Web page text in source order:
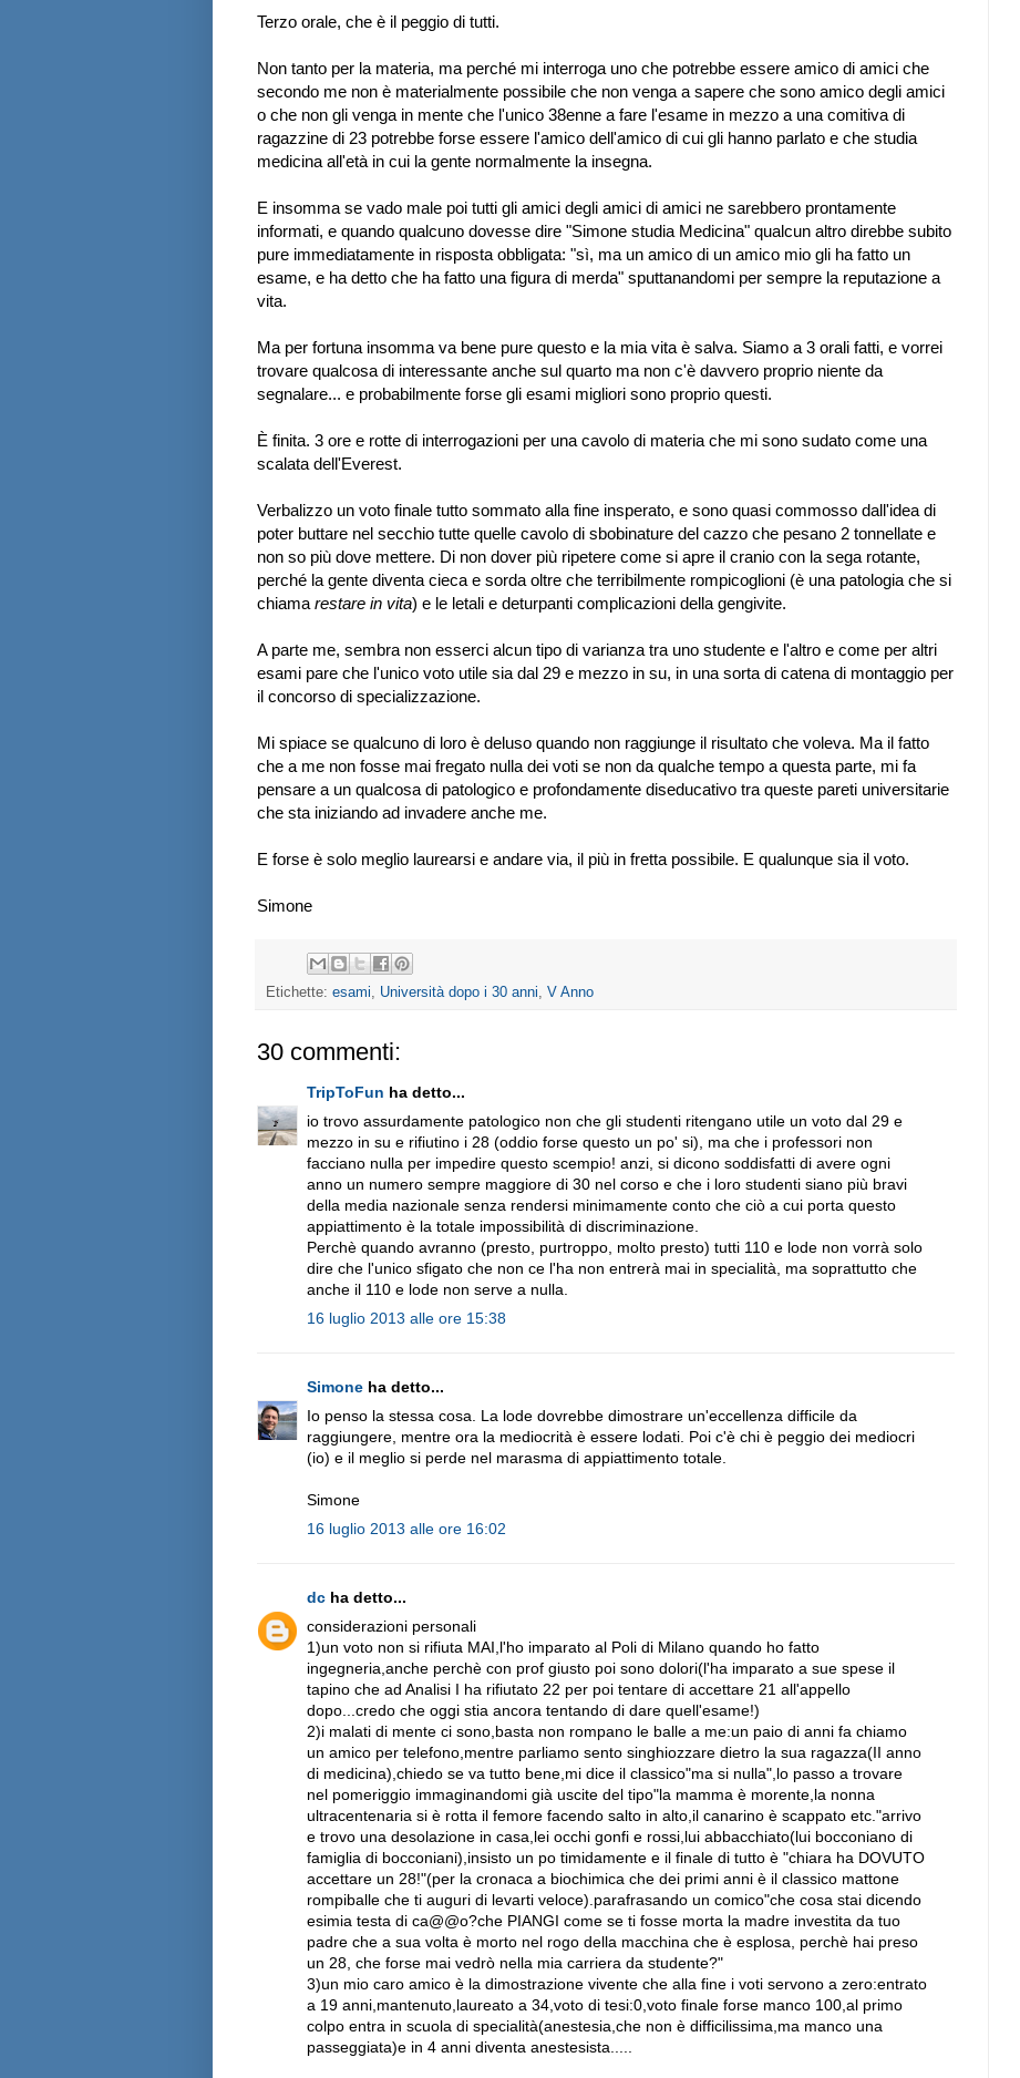
Terzo orale, che è il peggio di tutti.
Non tanto per la materia, ma perché mi interroga uno che potrebbe essere amico di amici che
secondo me non è materialmente possibile che non venga a sapere che sono amico degli amici
o che non gli venga in mente che l'unico 38enne a fare l'esame in mezzo a una comitiva di
ragazzine di 23 potrebbe forse essere l'amico dell'amico di cui gli hanno parlato e che studia
medicina all'età in cui la gente normalmente la insegna.
E insomma se vado male poi tutti gli amici degli amici di amici ne sarebbero prontamente
informati, e quando qualcuno dovesse dire "Simone studia Medicina" qualcun altro direbbe subito
pure immediatamente in risposta obbligata: "sì, ma un amico di un amico mio gli ha fatto un
esame, e ha detto che ha fatto una figura di merda" sputtanandomi per sempre la reputazione a
vita.
Ma per fortuna insomma va bene pure questo e la mia vita è salva. Siamo a 3 orali fatti, e vorrei
trovare qualcosa di interessante anche sul quarto ma non c'è davvero proprio niente da
segnalare... e probabilmente forse gli esami migliori sono proprio questi.
È finita. 3 ore e rotte di interrogazioni per una cavolo di materia che mi sono sudato come una
scalata dell'Everest.
Verbalizzo un voto finale tutto sommato alla fine insperato, e sono quasi commosso dall'idea di
poter buttare nel secchio tutte quelle cavolo di sbobinature del cazzo che pesano 2 tonnellate e
non so più dove mettere. Di non dover più ripetere come si apre il cranio con la sega rotante,
perché la gente diventa cieca e sorda oltre che terribilmente rompicoglioni (è una patologia che si
chiama restare in vita) e le letali e deturpanti complicazioni della gengivite.
A parte me, sembra non esserci alcun tipo di varianza tra uno studente e l'altro e come per altri
esami pare che l'unico voto utile sia dal 29 e mezzo in su, in una sorta di catena di montaggio per
il concorso di specializzazione.
Mi spiace se qualcuno di loro è deluso quando non raggiunge il risultato che voleva. Ma il fatto
che a me non fosse mai fregato nulla dei voti se non da qualche tempo a questa parte, mi fa
pensare a un qualcosa di patologico e profondamente diseducativo tra queste pareti universitarie
che sta iniziando ad invadere anche me.
E forse è solo meglio laurearsi e andare via, il più in fretta possibile. E qualunque sia il voto.
Simone
Etichette: esami Università dopo i 30 anni V Anno
30 commenti:
TripToFun ha detto...
io trovo assurdamente patologico non che gli studenti ritengano utile un voto dal 29 e
mezzo in su e rifiutino i 28 (oddio forse questo un po' si), ma che i professori non
facciano nulla per impedire questo scempio! anzi, si dicono soddisfatti di avere ogni
anno un numero sempre maggiore di 30 nel corso e che i loro studenti siano più bravi
della media nazionale senza rendersi minimamente conto che ciò a cui porta questo
appiattimento è la totale impossibilità di discriminazione.
Perchè quando avranno (presto, purtroppo, molto presto) tutti 110 e lode non vorrà solo
dire che l'unico sfigato che non ce l'ha non entrerà mai in specialità, ma soprattutto che
anche il 110 e lode non serve a nulla.
16 luglio 2013 alle ore 15:38
Simone ha detto...
Io penso la stessa cosa. La lode dovrebbe dimostrare un'eccellenza difficile da
raggiungere, mentre ora la mediocrità è essere lodati. Poi c'è chi è peggio dei mediocri
(io) e il meglio si perde nel marasma di appiattimento totale.
Simone
16 luglio 2013 alle ore 16:02
dc ha detto...
considerazioni personali
1)un voto non si rifiuta MAI,l'ho imparato al Poli di Milano quando ho fatto
ingegneria,anche perchè con prof giusto poi sono dolori(l'ha imparato a sue spese il
tapino che ad Analisi I ha rifiutato 22 per poi tentare di accettare 21 all'appello
dopo...credo che oggi stia ancora tentando di dare quell'esame!)
2)i malati di mente ci sono,basta non rompano le balle a me:un paio di anni fa chiamo
un amico per telefono,mentre parliamo sento singhiozzare dietro la sua ragazza(II anno
di medicina),chiedo se va tutto bene,mi dice il classico"ma si nulla",lo passo a trovare
nel pomeriggio immaginandomi già uscite del tipo"la mamma è morente,la nonna
ultracentenaria si è rotta il femore facendo salto in alto,il canarino è scappato etc."arrivo
e trovo una desolazione in casa,lei occhi gonfi e rossi,lui abbacchiato(lui bocconiano di
famiglia di bocconiani),insisto un po timidamente e il finale di tutto è "chiara ha DOVUTO
accettare un 28!"(per la cronaca a biochimica che dei primi anni è il classico mattone
rompiballe che ti auguri di levarti veloce).parafrasando un comico"che cosa stai dicendo
esimia testa di ca@@o?che PIANGI come se ti fosse morta la madre investita da tuo
padre che a sua volta è morto nel rogo della macchina che è esplosa, perchè hai preso
un 28, che forse mai vedrò nella mia carriera da studente?"
3)un mio caro amico è la dimostrazione vivente che alla fine i voti servono a zero:entrato
a 19 anni,mantenuto,laureato a 34,voto di tesi:0,voto finale forse manco 100,al primo
colpo entra in scuola di specialità(anestesia,che non è difficilissima,ma manco una
passeggiata)e in 4 anni diventa anestesista.....